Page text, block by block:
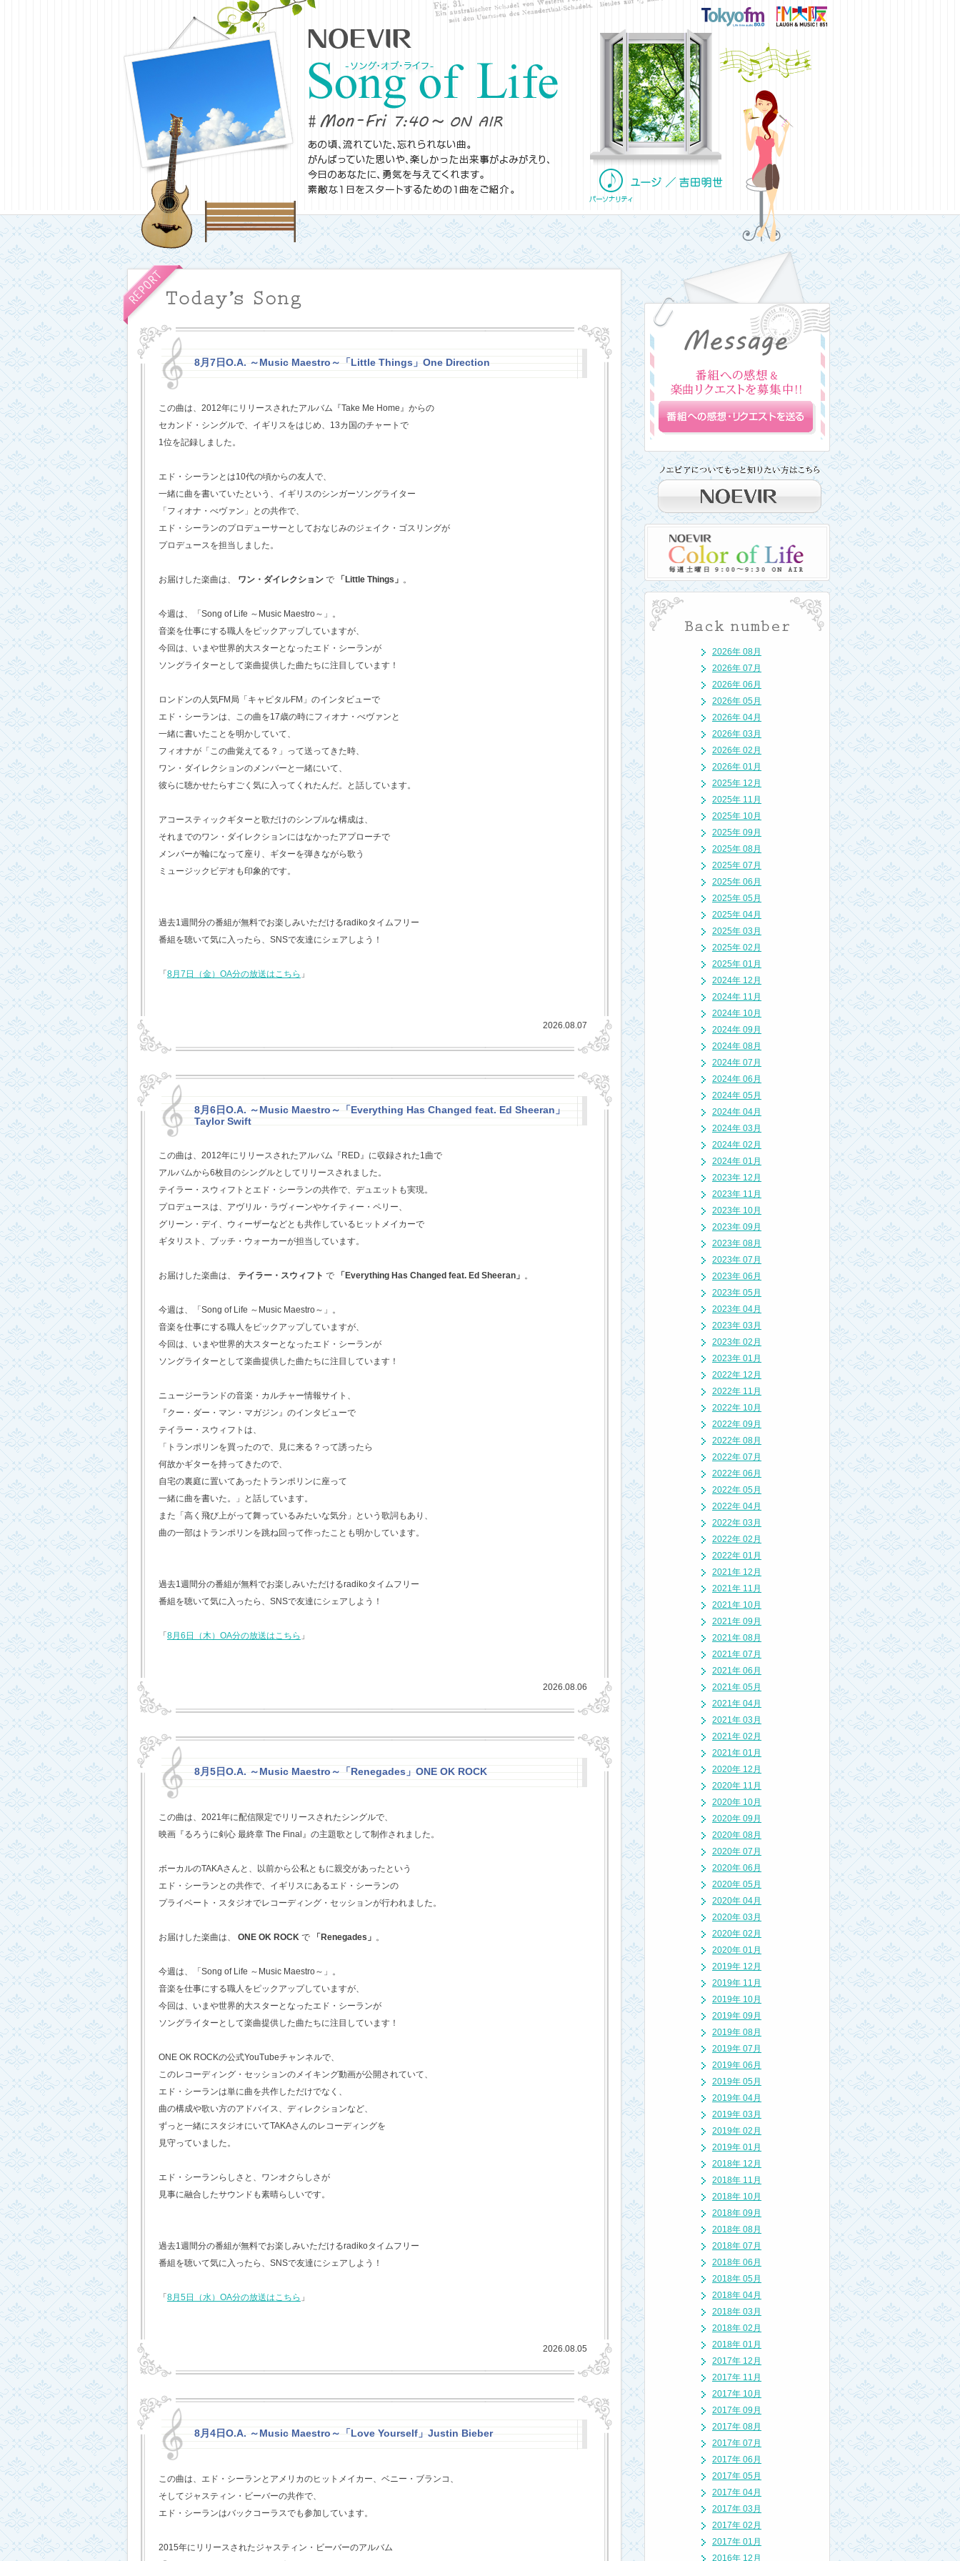
8月7日O.A. ～Music Maestro～「Little Things」One Direction
この曲は、2012年にリリースされたアルバム『Take Me Home』からの
セカンド・シングルで、イギリスをはじめ、13カ国のチャートで
1位を記録しました。
エド・シーランとは10代の頃からの友人で、
一緒に曲を書いていたという、イギリスのシンガーソングライター
「フィオナ・べヴァン」との共作で、
エド・シーランのプロデューサーとしておなじみのジェイク・ゴスリングが
プロデュースを担当しました。
お届けした楽曲は、 ワン・ダイレクション で 「Little Things」 。
今週は、「Song of Life ～Music Maestro～」。
音楽を仕事にする職人をピックアップしていますが、
今回は、いまや世界的大スターとなったエド・シーランが
ソングライターとして楽曲提供した曲たちに注目しています！
ロンドンの人気FM局「キャピタルFM」のインタビューで
エド・シーランは、この曲を17歳の時にフィオナ・べヴァンと
一緒に書いたことを明かしていて、
フィオナが「この曲覚えてる？」って送ってきた時、
ワン・ダイレクションのメンバーと一緒にいて、
彼らに聴かせたらすごく気に入ってくれたんだ。と話しています。
アコースティックギターと歌だけのシンプルな構成は、
それまでのワン・ダイレクションにはなかったアプローチで
メンバーが輪になって座り、ギターを弾きながら歌う
ミュージックビデオも印象的です。
過去1週間分の番組が無料でお楽しみいただけるradikoタイムフリー
番組を聴いて気に入ったら、SNSで友達にシェアしよう！
「 8月7日（金）OA分の放送はこちら 」
2026.08.07
8月6日O.A. ～Music Maestro～「Everything Has Changed feat. Ed Sheeran」
Taylor Swift
この曲は、2012年にリリースされたアルバム『RED』に収録された1曲で
アルバムから6枚目のシングルとしてリリースされました。
テイラー・スウィフトとエド・シーランの共作で、デュエットも実現。
プロデュースは、アヴリル・ラヴィーンやケイティー・ペリー、
グリーン・デイ、ウィーザーなどとも共作しているヒットメイカーで
ギタリスト、ブッチ・ウォーカーが担当しています。
お届けした楽曲は、 テイラー・スウィフト で 「Everything Has Changed feat. Ed Sheeran」 。
今週は、「Song of Life ～Music Maestro～」。
音楽を仕事にする職人をピックアップしていますが、
今回は、いまや世界的大スターとなったエド・シーランが
ソングライターとして楽曲提供した曲たちに注目しています！
ニュージーランドの音楽・カルチャー情報サイト、
『クー・ダー・マン・マガジン』のインタビューで
テイラー・スウィフトは、
「トランポリンを買ったので、見に来る？って誘ったら
何故かギターを持ってきたので、
自宅の裏庭に置いてあったトランポリンに座って
一緒に曲を書いた。」と話しています。
また「高く飛び上がって舞っているみたいな気分」という歌詞もあり、
曲の一部はトランポリンを跳ね回って作ったことも明かしています。
過去1週間分の番組が無料でお楽しみいただけるradikoタイムフリー
番組を聴いて気に入ったら、SNSで友達にシェアしよう！
「 8月6日（木）OA分の放送はこちら 」
2026.08.06
8月5日O.A. ～Music Maestro～「Renegades」ONE OK ROCK
この曲は、2021年に配信限定でリリースされたシングルで、
映画『るろうに剣心 最終章 The Final』の主題歌として制作されました。
ボーカルのTAKAさんと、以前から公私ともに親交があったという
エド・シーランとの共作で、イギリスにあるエド・シーランの
プライベート・スタジオでレコーディング・セッションが行われました。
お届けした楽曲は、 ONE OK ROCK で 「Renegades」 。
今週は、「Song of Life ～Music Maestro～」。
音楽を仕事にする職人をピックアップしていますが、
今回は、いまや世界的大スターとなったエド・シーランが
ソングライターとして楽曲提供した曲たちに注目しています！
ONE OK ROCKの公式YouTubeチャンネルで、
このレコーディング・セッションのメイキング動画が公開されていて、
エド・シーランは単に曲を共作しただけでなく、
曲の構成や歌い方のアドバイス、ディレクションなど、
ずっと一緒にスタジオにいてTAKAさんのレコーディングを
見守っていました。
エド・シーランらしさと、ワンオクらしさが
見事に融合したサウンドも素晴らしいです。
過去1週間分の番組が無料でお楽しみいただけるradikoタイムフリー
番組を聴いて気に入ったら、SNSで友達にシェアしよう！
「 8月5日（水）OA分の放送はこちら 」
2026.08.05
8月4日O.A. ～Music Maestro～「Love Yourself」Justin Bieber
この曲は、エド・シーランとアメリカのヒットメイカー、ベニー・ブランコ、
そしてジャスティン・ビーバーの共作で、
エド・シーランはバックコーラスでも参加しています。
2015年にリリースされたジャスティン・ビーバーのアルバム
2026年 08月
2026年 07月
2026年 06月
2026年 05月
2026年 04月
2026年 03月
2026年 02月
2026年 01月
2025年 12月
2025年 11月
2025年 10月
2025年 09月
2025年 08月
2025年 07月
2025年 06月
2025年 05月
2025年 04月
2025年 03月
2025年 02月
2025年 01月
2024年 12月
2024年 11月
2024年 10月
2024年 09月
2024年 08月
2024年 07月
2024年 06月
2024年 05月
2024年 04月
2024年 03月
2024年 02月
2024年 01月
2023年 12月
2023年 11月
2023年 10月
2023年 09月
2023年 08月
2023年 07月
2023年 06月
2023年 05月
2023年 04月
2023年 03月
2023年 02月
2023年 01月
2022年 12月
2022年 11月
2022年 10月
2022年 09月
2022年 08月
2022年 07月
2022年 06月
2022年 05月
2022年 04月
2022年 03月
2022年 02月
2022年 01月
2021年 12月
2021年 11月
2021年 10月
2021年 09月
2021年 08月
2021年 07月
2021年 06月
2021年 05月
2021年 04月
2021年 03月
2021年 02月
2021年 01月
2020年 12月
2020年 11月
2020年 10月
2020年 09月
2020年 08月
2020年 07月
2020年 06月
2020年 05月
2020年 04月
2020年 03月
2020年 02月
2020年 01月
2019年 12月
2019年 11月
2019年 10月
2019年 09月
2019年 08月
2019年 07月
2019年 06月
2019年 05月
2019年 04月
2019年 03月
2019年 02月
2019年 01月
2018年 12月
2018年 11月
2018年 10月
2018年 09月
2018年 08月
2018年 07月
2018年 06月
2018年 05月
2018年 04月
2018年 03月
2018年 02月
2018年 01月
2017年 12月
2017年 11月
2017年 10月
2017年 09月
2017年 08月
2017年 07月
2017年 06月
2017年 05月
2017年 04月
2017年 03月
2017年 02月
2017年 01月
2016年 12月